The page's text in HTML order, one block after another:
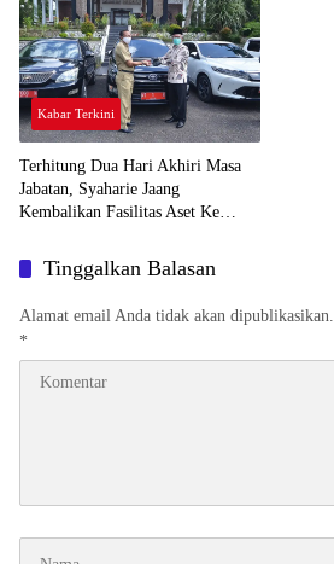
Kabar Terkini
Terhitung Dua Hari Akhiri Masa
Jabatan, Syaharie Jaang
Kembalikan Fasilitas Aset Ke
Tinggalkan Balasan
Alamat email Anda tidak akan dipublikasikan.
*